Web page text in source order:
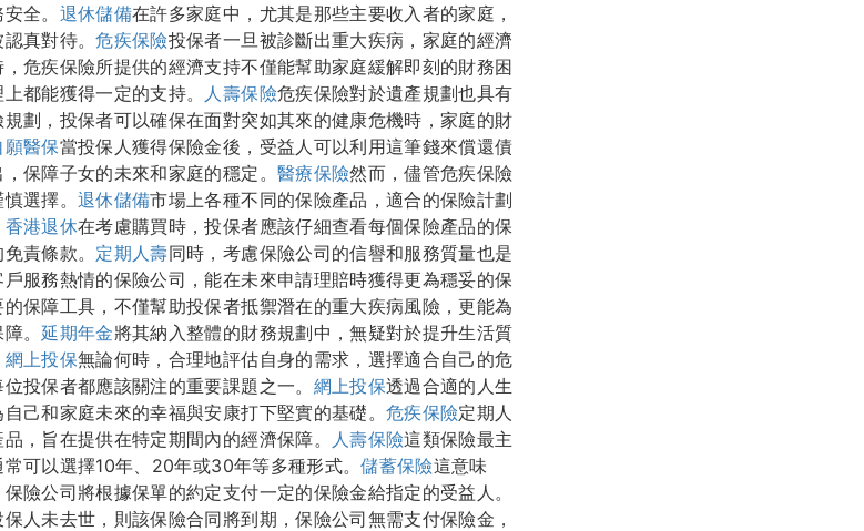
全。 退休儲備在許多家庭中，尤其是那些主要收入者的家庭，
真對待。危疾保險投保者一旦被診斷出重大疾病，家庭的經濟
，危疾保險所提供的經濟支持不僅能幫助家庭緩解即刻的財務困
都能獲得一定的支持。
人壽保險危疾保險對於遺產規劃也具有
劃，投保者可以確保在面對突如其來的健康危機時，家庭的財
願醫保當投保人獲得保險金後，受益人可以利用這筆錢來償還債
保障子女的未來和家庭的穩定。 醫療保險然而，儘管危疾保險
選擇。退休儲備市場上各種不同的保險產品，適合的保險計劃
香港退休在考慮購買時，投保者應該仔細查看每個保險產品的保
責條款。 定期人壽同時，考慮保險公司的信譽和服務質量也是
服務熱情的保險公司，能在未來申請理賠時獲得更為穩妥的保
保障工具，不僅幫助投保者抵禦潛在的重大疾病風險，更能為
障。延期年金將其納入整體的財務規劃中，無疑對於提升生活質
網上投保無論何時，合理地評估自身的需求，選擇適合自己的危
投保者都應該關注的重要課題之一。 網上投保透過合適的人生
己和家庭未來的幸福與安康打下堅實的基礎。 危疾保險定期人
，旨在提供在特定期間內的經濟保障。
人壽保險這類保險最主
可以選擇10年、20年或30年等多種形式。儲蓄保險這意味
險公司將根據保單的約定支付一定的保險金給指定的受益人。
人未去世，則該保險合同將到期，保險公司無需支付保險金，